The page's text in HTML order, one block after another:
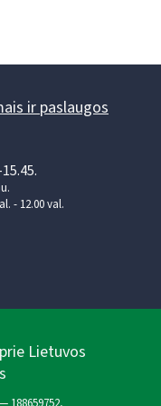
ir paslaugos
- 12.00 val.
Lietuvos